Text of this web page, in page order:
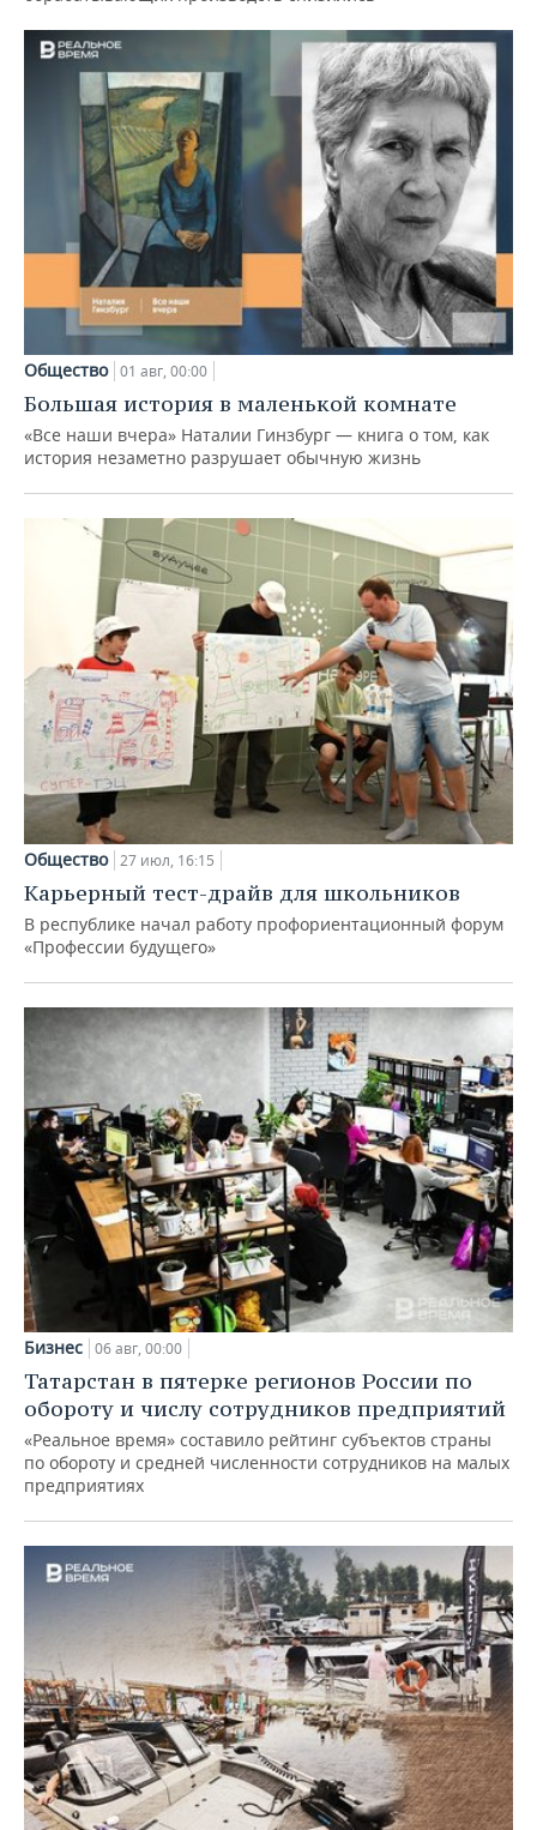
Общество 01 авг, 00:00
Большая история в маленькой комнате
«Все наши вчера» Наталии Гинзбург — книга о том, как
история незаметно разрушает обычную жизнь
Общество 27 июл, 16:15
Карьерный тест-драйв для школьников
В республике начал работу профориентационный форум
«Профессии будущего»
Бизнес 06 авг, 00:00
Татарстан в пятерке регионов России по
обороту и числу сотрудников предприятий
«Реальное время» составило рейтинг субъектов страны
по обороту и средней численности сотрудников на малых
предприятиях